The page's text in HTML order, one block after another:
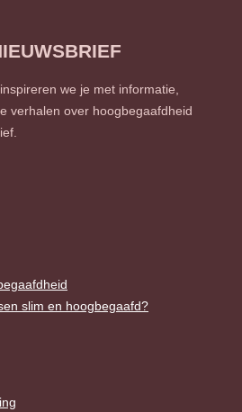
t
e
r
n
c
l
we je met informatie,
verhalen over hoogbegaafdheid
slim en hoogbegaafd?